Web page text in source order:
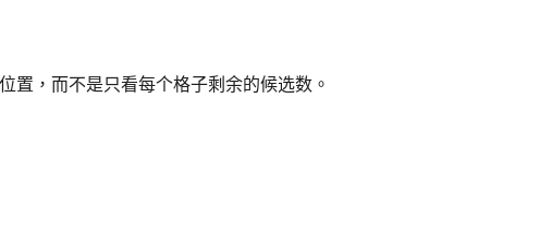
置，而不是只看每个格子剩余的候选数。